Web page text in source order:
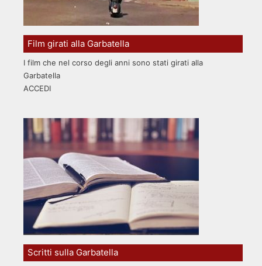
Film girati alla Garbatella
I film che nel corso degli anni sono stati girati alla
Garbatella
ACCEDI
Scritti sulla Garbatella